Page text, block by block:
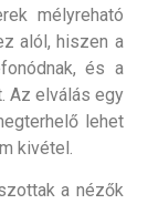
mélyreható
alól, hiszen a
és a
Az elválás egy
lehet
kivétel.
a nézők